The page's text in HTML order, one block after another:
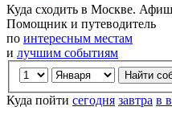
Куда сходить в Москве.
Помощник и путеводитель
по интересным местам
и лучшим событиям
Куда пойти сегодня завтра в